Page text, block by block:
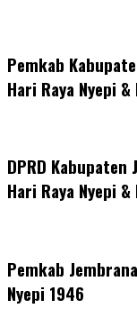
Pemkab
Hari Raya Nyepi
DPRD
Hari Raya Nyepi
Pemkab
Nyepi 1946